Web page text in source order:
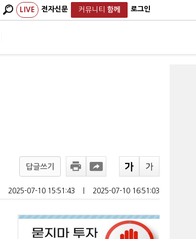
LIVE 전자신문 커뮤니티 함께 로그인
답글쓰기
2025-07-10 15:51:43 2025-07-10 16:51:03